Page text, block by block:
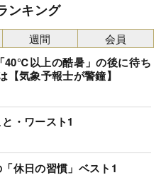
ンキング
以上の酷暑」の後に待ち
【気象予報士が警鐘】
・ワースト1
休日の習慣」ベスト1
週間 会員